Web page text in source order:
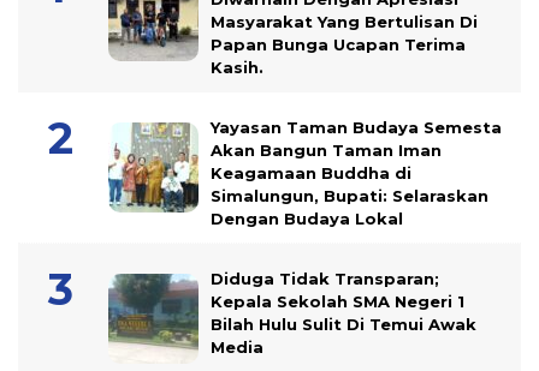
Masyarakat Yang Bertulisan Di
Papan Bunga Ucapan Terima
Kasih.
Yayasan Taman Budaya Semesta
Akan Bangun Taman Iman
Keagamaan Buddha di
Simalungun, Bupati: Selaraskan
Dengan Budaya Lokal
Diduga Tidak Transparan;
Kepala Sekolah SMA Negeri 1
Bilah Hulu Sulit Di Temui Awak
Media